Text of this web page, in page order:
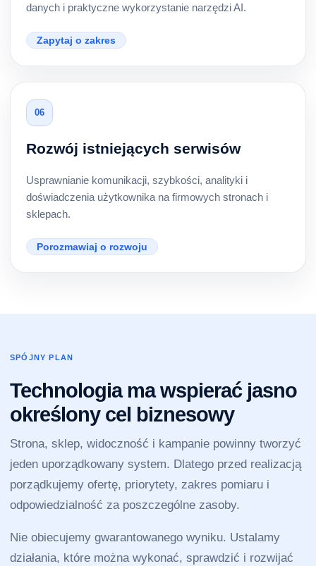
danych i praktyczne wykorzystanie narzędzi AI.
Zapytaj o zakres
06
Rozwój istniejących serwisów
Usprawnianie komunikacji, szybkości, analityki i
doświadczenia użytkownika na firmowych stronach i
sklepach.
Porozmawiaj o rozwoju
SPÓJNY PLAN
Technologia ma wspierać jasno
określony cel biznesowy
Strona, sklep, widoczność i kampanie powinny tworzyć
jeden uporządkowany system. Dlatego przed realizacją
porządkujemy ofertę, priorytety, zakres pomiaru i
odpowiedzialność za poszczególne zasoby.
Nie obiecujemy gwarantowanego wyniku. Ustalamy
działania, które można wykonać, sprawdzić i rozwijać